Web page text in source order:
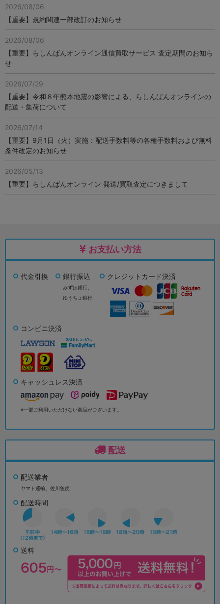
2026/08/06
【重要】規約関連一部改訂のお知らせ
2026/08/06
【重要】らしんばんオンライン通信買取サービス 査定期間のお知ら
せ
2026/07/29
【重要】令和８年熊本地震の影響による、らしんばんオンラインの
配送・集荷について
2026/07/14
【重要】9月1日（火）実施：配送手数料等の各種手数料および無料
条件改定のお知らせ
2026/05/13
【重要】らしんばんオンライン 発送/買取査定につきまして
お支払い方法
代金引換 銀行振込
みずほ銀行、
ゆうちょ銀行
クレジットカード決済
コンビニ決済
キャッシュレス決済
※一部ご利用いただけない商品がございます。
配送
配送業者
ヤマト運輸、佐川急便
配送時間
送料